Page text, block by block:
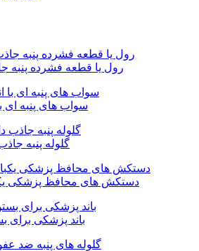
رول یا قطعه فشرده پنبه
سواب های پنبه ای
گلوله پنبه
دستکش های محافظ پزشکی
باند پزشکی برای